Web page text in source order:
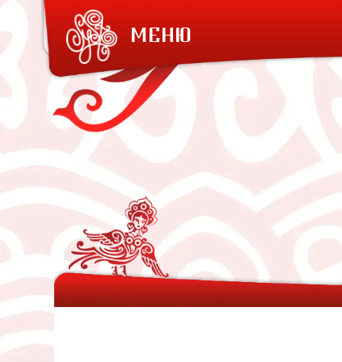
МЕНЮ